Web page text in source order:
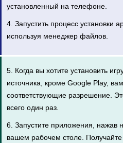
установленный на телефоне.
4. Запустить процесс установки
используя менеджер файлов.
5. Когда вы хотите установить
источника, кроме Google Play,
соответствующие разрешение.
всего один раз.
6. Запустите приложения, нажав
вашем рабочем столе. Получайте